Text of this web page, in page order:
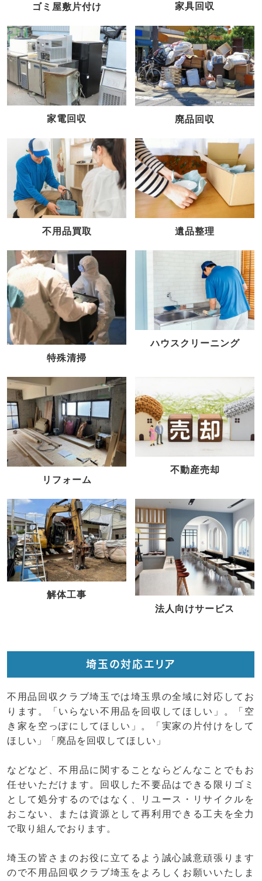
ゴミ屋敷片付け 家具回収
家電回収 廃品回収
不用品買取 遺品整理
特殊清掃
ハウスクリーニング
リフォーム
不動産売却
解体工事
法人向けサービス
埼玉の対応エリア
不用品回収クラブ埼玉では埼玉県の全域に対応してお
ります。「いらない不用品を回収してほしい」。「空
き家を空っぽにしてほしい」。「実家の片付けをして
ほしい」「廃品を回収してほしい」
などなど、不用品に関することならどんなことでもお
任せいただけます。回収した不要品はできる限りゴミ
として処分するのではなく、リユース・リサイクルを
おこない、または資源として再利用できる工夫を全力
で取り組んでおります。
埼玉の皆さまのお役に立てるよう誠心誠意頑張ります
ので不用品回収クラブ埼玉をよろしくお願いいたしま